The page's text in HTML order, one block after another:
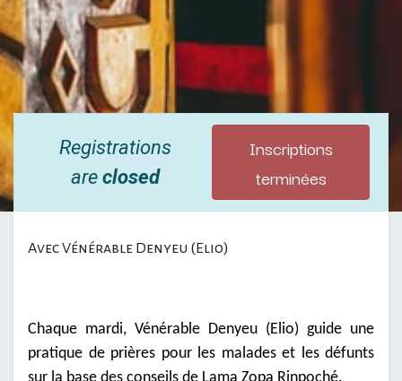
Registrations
areclosed
Inscriptions
terminées
Avec Vénérable Denyeu (Elio)
Chaque mardi, Vénérable Denyeu (Elio) guide une
pratique de prières pour les malades et les défunts